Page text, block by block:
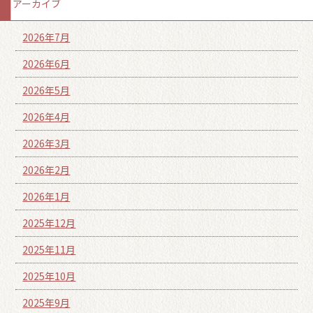
アーカイブ
2026年7月
2026年6月
2026年5月
2026年4月
2026年3月
2026年2月
2026年1月
2025年12月
2025年11月
2025年10月
2025年9月